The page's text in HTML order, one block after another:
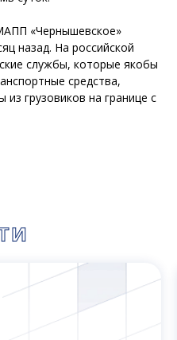
«Чернышевское»
назад. На российской
службы, которые якобы
средства,
из грузовиков на границе с